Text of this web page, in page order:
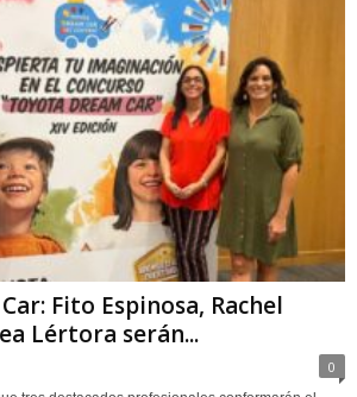
Fito Espinosa, Rachel
Lértora serán...
0